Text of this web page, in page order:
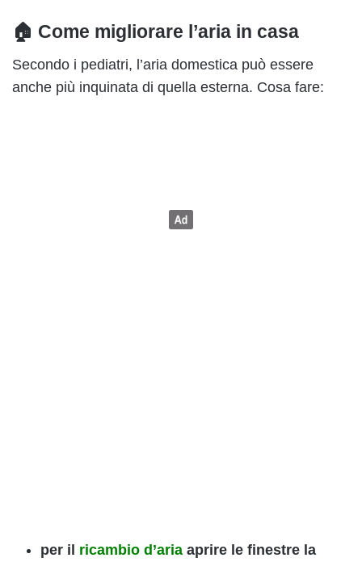
🏠 Come migliorare l’aria in casa
Secondo i pediatri, l’aria domestica può essere
anche più inquinata di quella esterna. Cosa fare:
per il ricambio d’aria aprire le finestre la